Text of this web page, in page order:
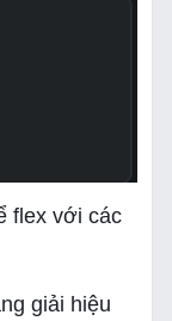
flex với các
giải hiệu